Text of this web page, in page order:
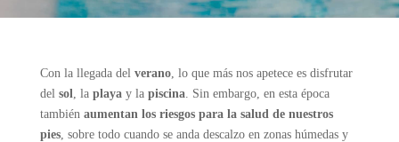
Con la llegada del verano, lo que más nos apetece es disfrutar
del sol, la playay la piscina. Sin embargo, en esta época
también aumentan los riesgos para la salud de nuestros
pies, sobre todo cuando se anda descalzo en zonas húmedas y